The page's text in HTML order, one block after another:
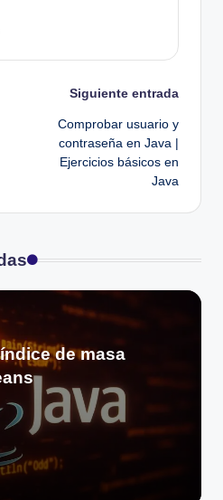
Siguiente entrada
Comprobar usuario y
contraseña en Java |
Ejercicios básicos en
Java
de masa